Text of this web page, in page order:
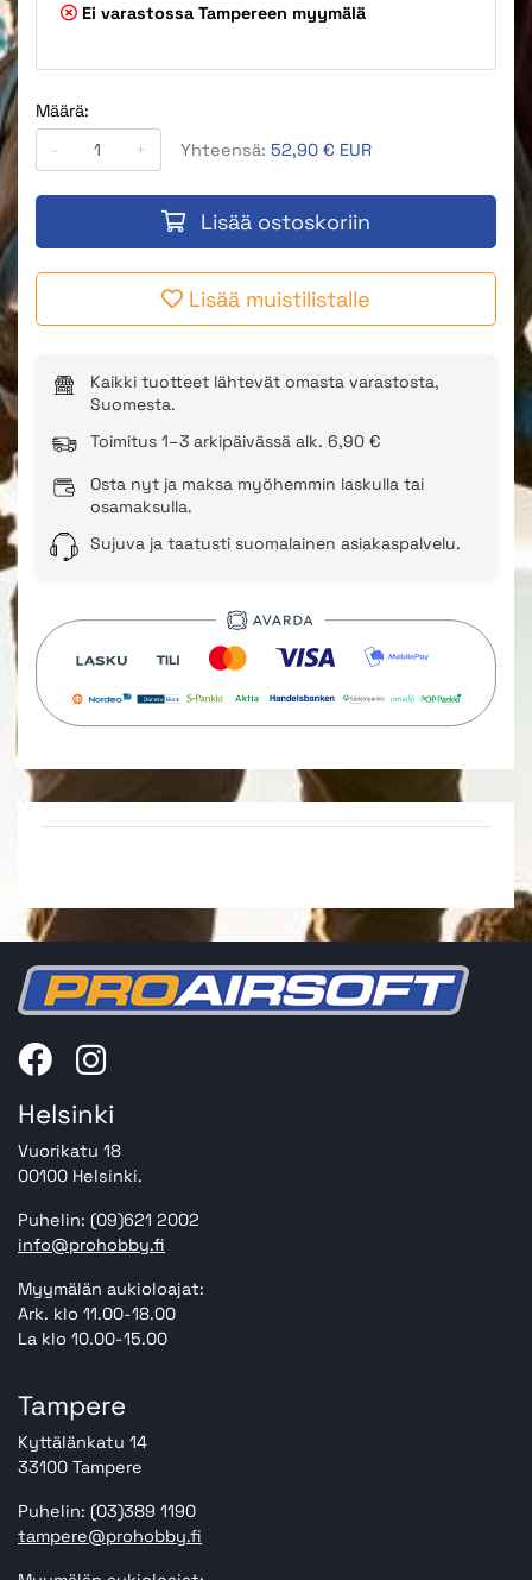
Ei varastossa Tampereen myymälä
Määrä:
-
+ Yhteensä: 52,90 € EUR
Lisää ostoskoriin
Lisää muistilistalle
Kaikki tuotteet lähtevät omasta varastosta,
Suomesta.
Toimitus 1–3 arkipäivässä alk. 6,90 €
Osta nyt ja maksa myöhemmin laskulla tai
osamaksulla.
Sujuva ja taatusti suomalainen asiakaspalvelu.
Helsinki
Vuorikatu 18
00100 Helsinki.
Puhelin: (09)621 2002
info@prohobby.fi
Myymälän aukioloajat:
Ark. klo 11.00-18.00
La klo 10.00-15.00
Tampere
Kyttälänkatu 14
33100 Tampere
Puhelin: (03)389 1190
tampere@prohobby.fi